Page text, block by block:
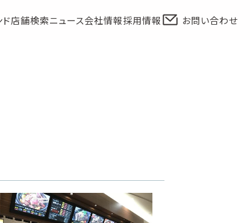
店舗検索ニュース会社情報採用情報 お問い合わせ